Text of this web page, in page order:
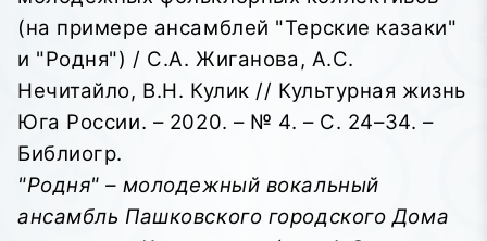
(на примере ансамблей "Терские казаки"
и "Родня") / С.А. Жиганова, А.С.
Нечитайло, В.Н. Кулик // Культурная жизнь
Юга России. – 2020. – № 4. – С. 24–34. –
Библиогр.
"Родня" – молодежный вокальный
ансамбль Пашковского городского Дома